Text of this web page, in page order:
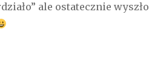
ale ostatecznie wyszło